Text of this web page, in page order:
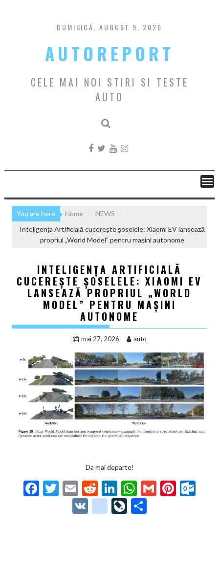
content
DUMINICĂ, AUGUST 9, 2026
AUTOREPORT
CELE MAI NOI STIRI SI TESTE
AUTO
You are here Home
NEWS
Inteligența Artificială cucerește șoselele: Xiaomi EV lansează
propriul „World Model” pentru mașini autonome
INTELIGENȚA ARTIFICIALĂ
CUCEREȘTE ȘOSELELE: XIAOMI EV
LANSEAZĂ PROPRIUL „WORLD
MODEL” PENTRU MAȘINI
AUTONOME
mai 27, 2026 auto
Da mai departe!
F T
w
itt
E
m
ai
R
e
d
Li
n
ke
W
h
at
G Pi
V
g
Li